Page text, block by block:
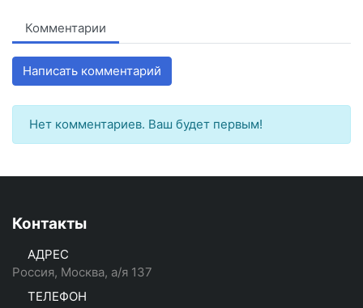
Комментарии
Написать комментарий
Нет комментариев. Ваш будет первым!
Контакты
АДРЕС
Россия, Москва, а/я 137
ТЕЛЕФОН